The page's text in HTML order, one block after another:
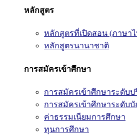
หลักสูตร
หลักสูตรที่เปิดสอน (ภาษา
หลักสูตรนานาชาติ
การสมัครเข้าศึกษา
การสมัครเข้าศึกษาระดั
การสมัครเข้าศึกษาระดับ
ค่าธรรมเนียมการศึกษา
ทุนการศึกษา